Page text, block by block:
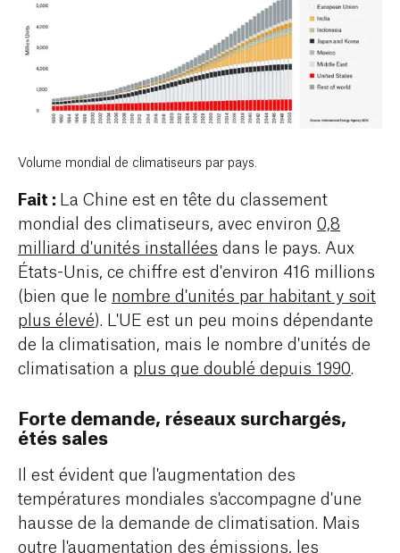
Volume mondial de climatiseurs par pays.
Fait : La Chine est en tête du classement
mondial des climatiseurs, avec environ 0,8
milliard d'unités installées dans le pays. Aux
États-Unis, ce chiffre est d'environ 416 millions
(bien que le nombre d'unités par habitant y soit
plus élevé). L'UE est un peu moins dépendante
de la climatisation, mais le nombre d'unités de
climatisation a plus que doublé depuis 1990.
Forte demande, réseaux surchargés,
étés sales
Il est évident que l'augmentation des
températures mondiales s'accompagne d'une
hausse de la demande de climatisation. Mais
outre l'augmentation des émissions, les